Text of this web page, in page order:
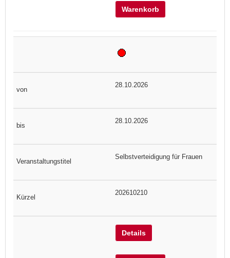
Warenkorb
28.10.2026
28.10.2026
Selbstverteidigung für Frauen
202610210
Details